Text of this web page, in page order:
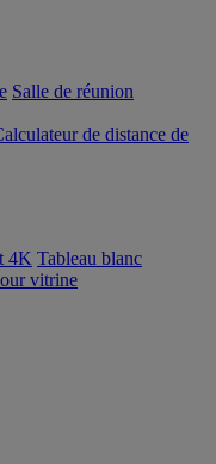
Salle de réunion
de distance de
4K Tableau blanc
vitrine